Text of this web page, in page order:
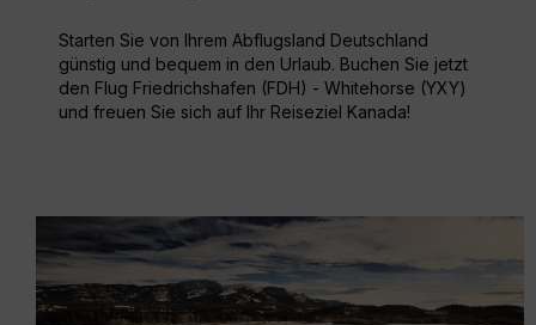
Starten Sie von Ihrem Abflugsland Deutschland
günstig und bequem in den Urlaub. Buchen Sie jetzt
den Flug Friedrichshafen (FDH) - Whitehorse (YXY)
und freuen Sie sich auf Ihr Reiseziel Kanada!